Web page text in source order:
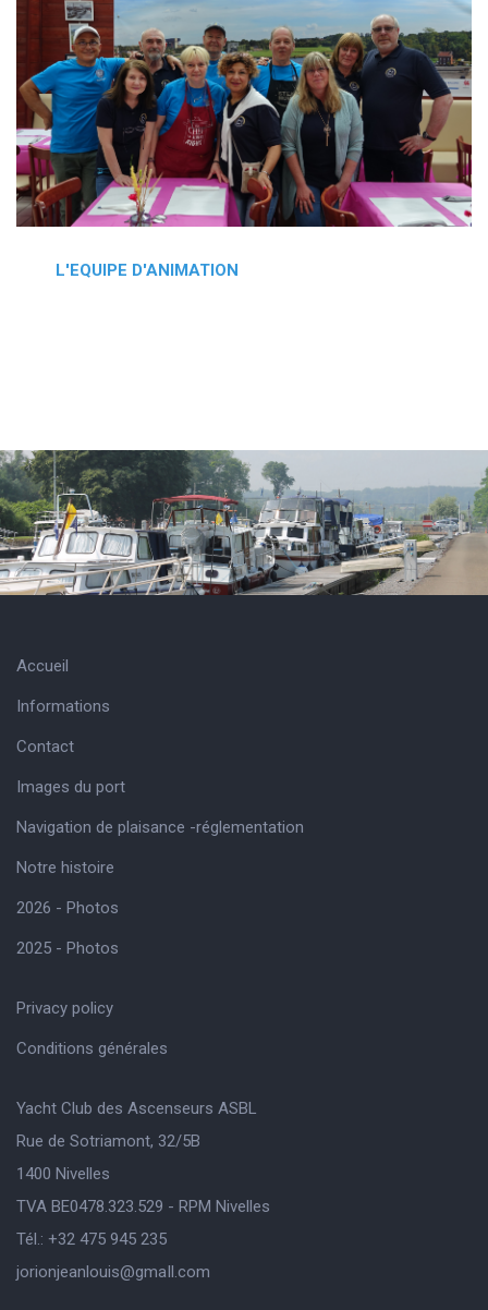
L'EQUIPE D'ANIMATION
Accueil
Informations
Contact
Images du port
Navigation de plaisance -réglementation
Notre histoire
2026 - Photos
2025 - Photos
Privacy policy
Conditions générales
Yacht Club des Ascenseurs ASBL
Rue de Sotriamont, 32/5B
1400 Nivelles
TVA BE0478.323.529 - RPM Nivelles
Tél.: +32 475 945 235
jorionjeanlouis@gmaIl.com